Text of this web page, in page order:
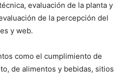
evaluación de la planta y
de la percepción del
y web.
como el cumplimiento de
de alimentos y bebidas, sitios